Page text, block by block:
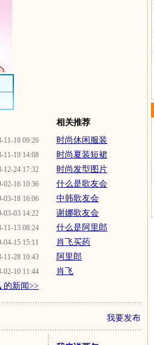
11-18 09:26
11-19 14:08
12-24 17:32
02-16 10:36
03-18 16:06
03-03 14:22
11-13 08:24
04-15 15:11
11-28 10:43
02-10 11:44
的新闻>>
相关推荐
时尚休闲服装
时尚夏装短裙
时尚发型图片
什么是歌友会
中韩歌友会
谢娜歌友会
什么是阿里郎
肖飞买药
阿里郎
肖飞
我要发布